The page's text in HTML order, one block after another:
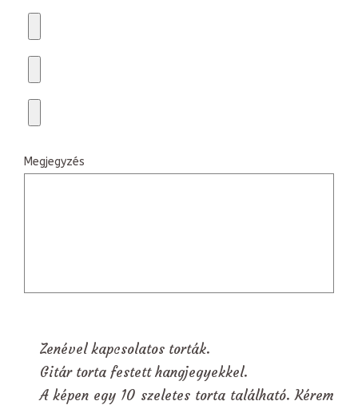
Megjegyzés
Zenével kapcsolatos torták.
Gitár torta festett hangjegyekkel.
A képen egy 10 szeletes torta található. Kérem